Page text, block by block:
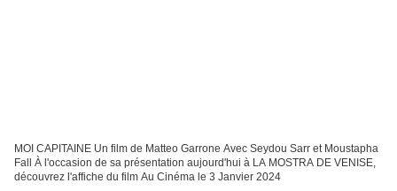
MOI CAPITAINE Un film de Matteo Garrone Avec Seydou Sarr et Moustapha
Fall À l'occasion de sa présentation aujourd'hui à LA MOSTRA DE VENISE,
découvrez l'affiche du film Au Cinéma le 3 Janvier 2024